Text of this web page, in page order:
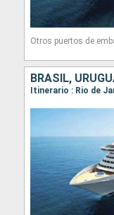
Otros puertos de
BRASIL,
Itinerario : Rio de